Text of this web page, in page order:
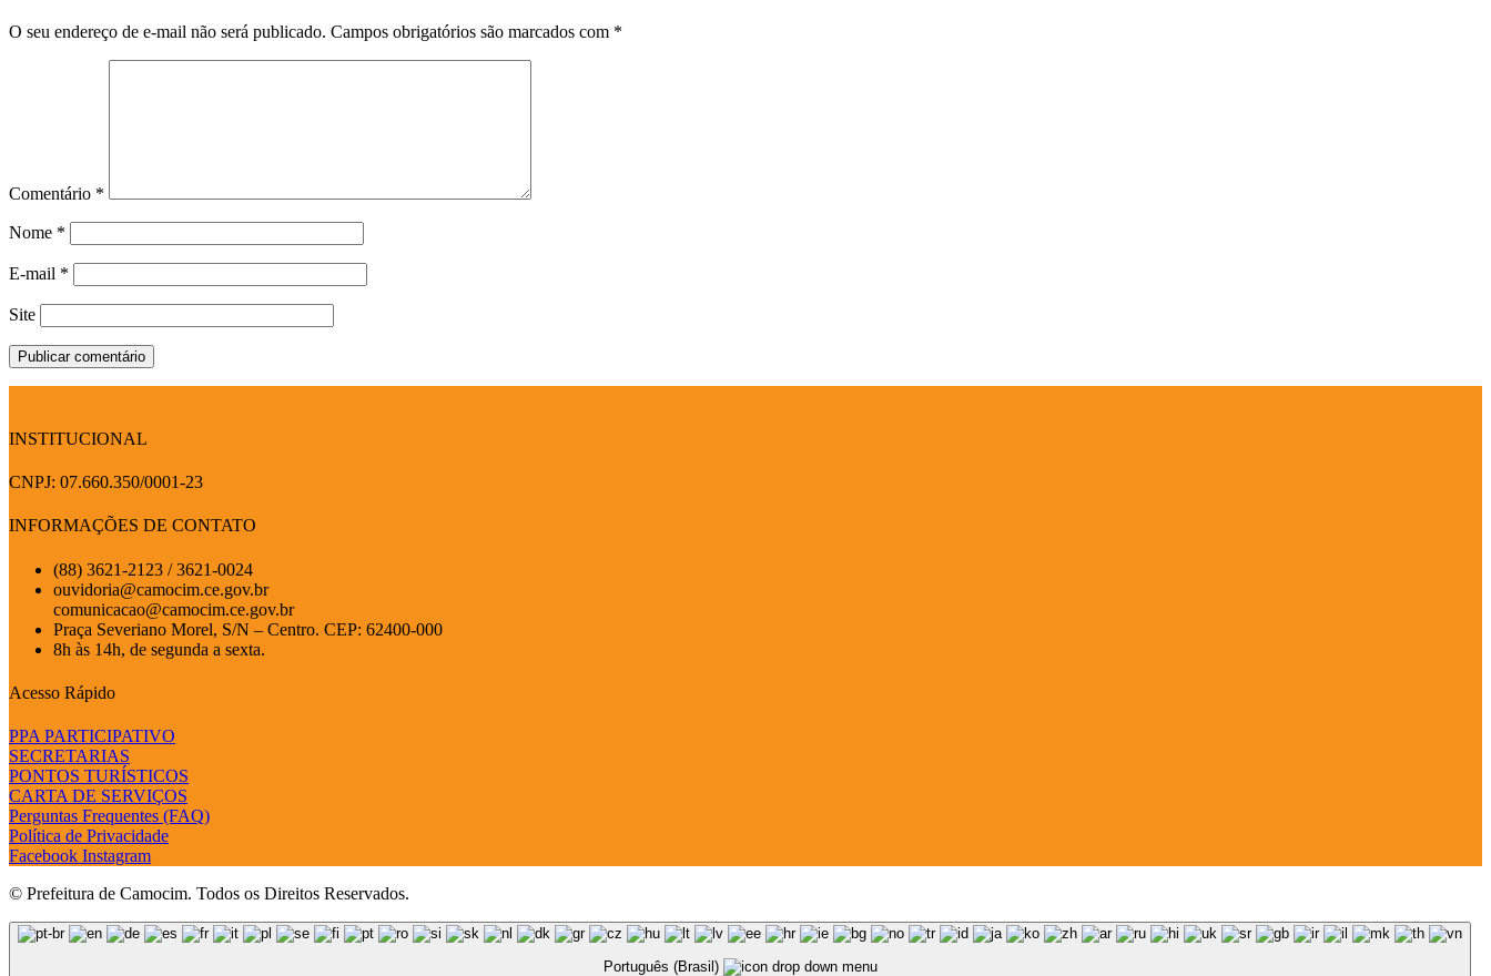
O seu endereço de e-mail não será publicado. Campos obrigatórios são marcados com *
Comentário *
Nome *
E-mail *
Site
INSTITUCIONAL
CNPJ: 07.660.350/0001-23
INFORMAÇÕES DE CONTATO
(88) 3621-2123 / 3621-0024
ouvidoria@camocim.ce.gov.br
comunicacao@camocim.ce.gov.br
Praça Severiano Morel, S/N – Centro. CEP: 62400-000
8h às 14h, de segunda a sexta.
Acesso Rápido
PPA PARTICIPATIVO
SECRETARIAS
PONTOS TURÍSTICOS
CARTA DE SERVIÇOS
Perguntas Frequentes (FAQ)
Política de Privacidade
Facebook Instagram
© Prefeitura de Camocim. Todos os Direitos Reservados.
Português (Brasil)